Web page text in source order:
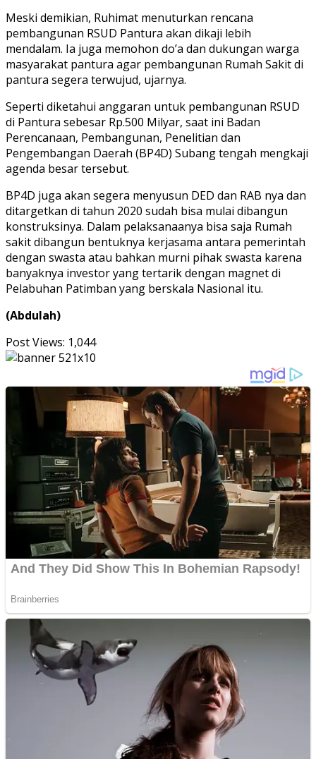
Meski demikian, Ruhimat menuturkan rencana
pembangunan RSUD Pantura akan dikaji lebih
mendalam. Ia juga memohon do’a dan dukungan warga
masyarakat pantura agar pembangunan Rumah Sakit di
pantura segera terwujud, ujarnya.
Seperti diketahui anggaran untuk pembangunan RSUD
di Pantura sebesar Rp.500 Milyar, saat ini Badan
Perencanaan, Pembangunan, Penelitian dan
Pengembangan Daerah (BP4D) Subang tengah mengkaji
agenda besar tersebut.
BP4D juga akan segera menyusun DED dan RAB nya dan
ditargetkan di tahun 2020 sudah bisa mulai dibangun
konstruksinya. Dalam pelaksanaanya bisa saja Rumah
sakit dibangun bentuknya kerjasama antara pemerintah
dengan swasta atau bahkan murni pihak swasta karena
banyaknya investor yang tertarik dengan magnet di
Pelabuhan Patimban yang berskala Nasional itu.
(Abdulah)
Post Views: 1,044